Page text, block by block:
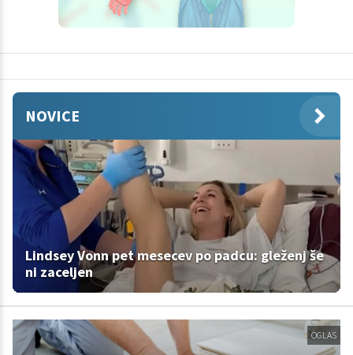
NOVICE
Lindsey Vonn pet mesecev po padcu: gleženj še
ni zaceljen
OGLAS